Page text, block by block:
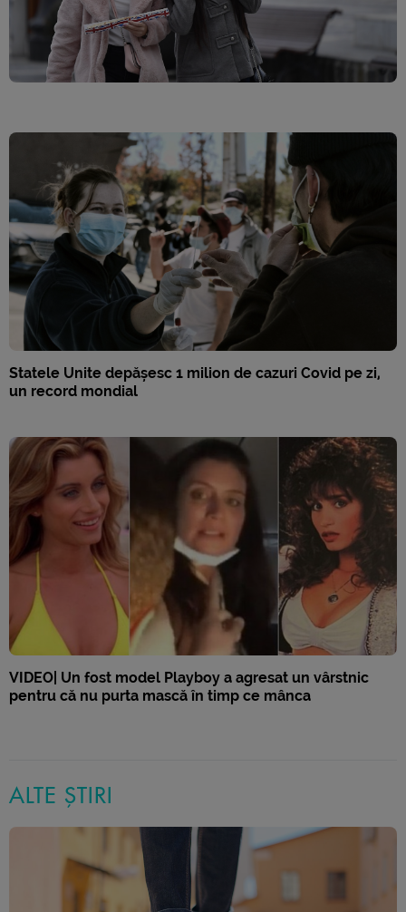
Statele Unite depășesc 1 milion de cazuri Covid pe zi,
un record mondial
VIDEO| Un fost model Playboy a agresat un vârstnic
pentru că nu purta mască în timp ce mânca
ALTE ȘTIRI